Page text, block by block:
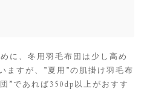
に、冬用羽毛布団は少し高め
ますが、”夏用”の肌掛け羽毛布
”であれば350dp以上がおすす